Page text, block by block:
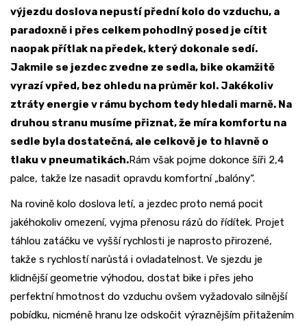
výjezdu doslova nepustí přední kolo do vzduchu, a
paradoxně i přes celkem pohodlný posed je cítit
naopak přítlak na předek, který dokonale sedí.
Jakmile se jezdec zvedne ze sedla, bike okamžitě
vyrazí vpřed, bez ohledu na průměr kol. Jakékoliv
ztráty energie v rámu bychom tedy hledali marně. Na
druhou stranu musíme přiznat, že míra komfortu na
sedle byla dostatečná, ale celkově je to hlavně o
tlaku v pneumatikách.Rám však pojme dokonce šíři 2,4
palce, takže lze nasadit opravdu komfortní „balóny“.
Na rovině kolo doslova letí, a jezdec proto nemá pocit
jakéhokoliv omezení, vyjma přenosu rázů do řídítek. Projet
táhlou zatáčku ve vyšší rychlosti je naprosto přirozené,
takže s rychlostí narůstá i ovladatelnost. Ve sjezdu je
klidnější geometrie výhodou, dostat bike i přes jeho
perfektní hmotnost do vzduchu ovšem vyžadovalo silnější
pobídku, nicméně hranu lze odskočit výraznějším přitažením